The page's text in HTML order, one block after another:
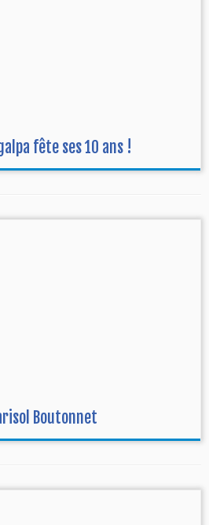
fête ses 10 ans !
Boutonnet